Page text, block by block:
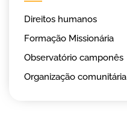
Direitos humanos
Formação Missionária
Observatório camponês
Organização comunitária